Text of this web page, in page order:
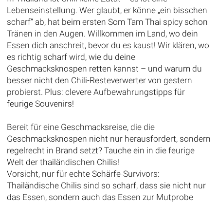
Lebenseinstellung. Wer glaubt, er könne „ein bisschen
scharf“ ab, hat beim ersten Som Tam Thai spicy schon
Tränen in den Augen. Willkommen im Land, wo dein
Essen dich anschreit, bevor du es kaust! Wir klären, wo
es richtig scharf wird, wie du deine
Geschmacksknospen retten kannst – und warum du
besser nicht den Chili-Resteverwerter von gestern
probierst. Plus: clevere Aufbewahrungstipps für
feurige Souvenirs!
Bereit für eine Geschmacksreise, die die
Geschmacksknospen nicht nur herausfordert, sondern
regelrecht in Brand setzt? Tauche ein in die feurige
Welt der thailändischen Chilis!
Vorsicht, nur für echte Schärfe-Survivors:
Thailändische Chilis sind so scharf, dass sie nicht nur
das Essen, sondern auch das Essen zur Mutprobe